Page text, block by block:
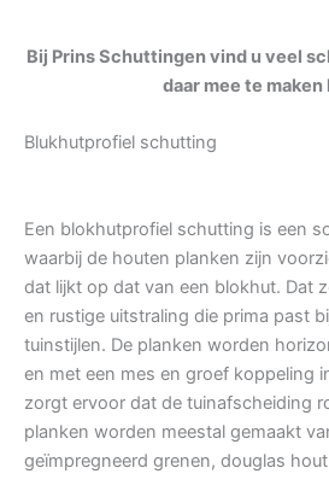
Bij Prins Schuttingen vind u veel
daar mee te
Blukhutprofiel schutting
Een blokhutprofiel schutting is een
waarbij de houten planken zijn
dat lijkt op dat van een blokhut. Dat
en rustige uitstraling die prima past
tuinstijlen. De planken worden
en met een mes en groef koppeling
zorgt ervoor dat de tuinafscheiding
planken worden meestal gemaakt
geïmpregneerd grenen, douglas